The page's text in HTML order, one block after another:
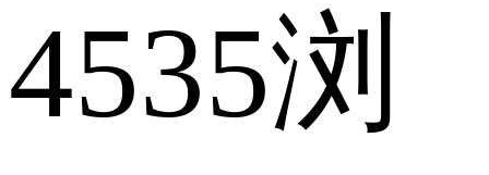
4535浏